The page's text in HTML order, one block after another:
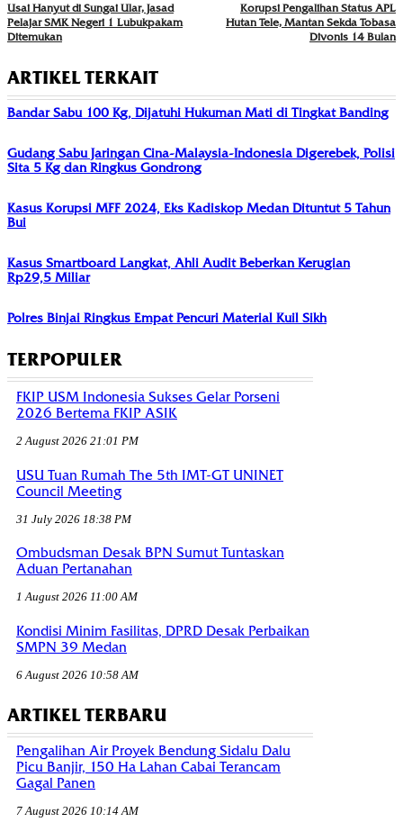
Usai Hanyut di Sungai Ular, Jasad
Pelajar SMK Negeri 1 Lubukpakam
Ditemukan
Korupsi Pengalihan Status APL
Hutan Tele, Mantan Sekda Tobasa
Divonis 14 Bulan
ARTIKEL TERKAIT
Bandar Sabu 100 Kg, Dijatuhi Hukuman Mati di Tingkat Banding
Gudang Sabu Jaringan Cina-Malaysia-Indonesia Digerebek, Polisi
Sita 5 Kg dan Ringkus Gondrong
Kasus Korupsi MFF 2024, Eks Kadiskop Medan Dituntut 5 Tahun
Bui
Kasus Smartboard Langkat, Ahli Audit Beberkan Kerugian
Rp29,5 Miliar
Polres Binjai Ringkus Empat Pencuri Material Kuil Sikh
TERPOPULER
FKIP USM Indonesia Sukses Gelar Porseni
2026 Bertema FKIP ASIK
2 August 2026 21:01 PM
USU Tuan Rumah The 5th IMT-GT UNINET
Council Meeting
31 July 2026 18:38 PM
Ombudsman Desak BPN Sumut Tuntaskan
Aduan Pertanahan
1 August 2026 11:00 AM
Kondisi Minim Fasilitas, DPRD Desak Perbaikan
SMPN 39 Medan
6 August 2026 10:58 AM
ARTIKEL TERBARU
Pengalihan Air Proyek Bendung Sidalu Dalu
Picu Banjir, 150 Ha Lahan Cabai Terancam
Gagal Panen
7 August 2026 10:14 AM